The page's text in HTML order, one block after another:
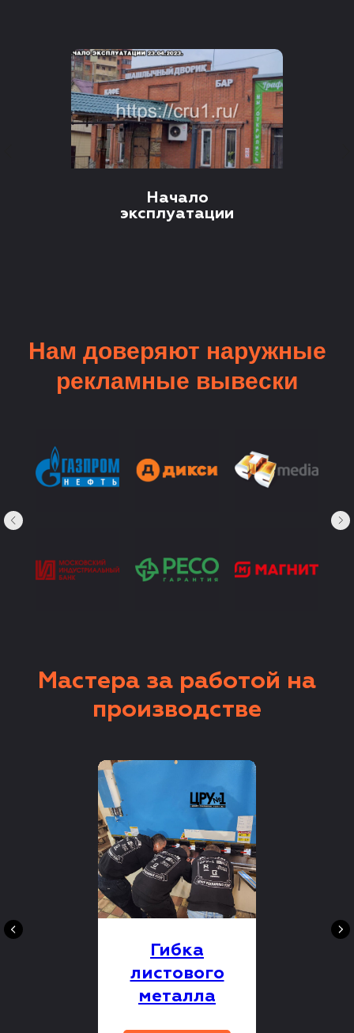
Начало
эксплуатации
Нам доверяют наружные
рекламные вывески
Мастера за работой на
производстве
Гибка
листового
металла